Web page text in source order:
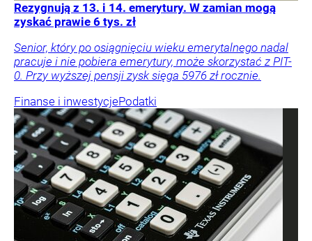
Rezygnują z 13. i 14. emerytury. W zamian mogą
zyskać prawie 6 tys. zł
Senior, który po osiągnięciu wieku emerytalnego nadal
pracuje i nie pobiera emerytury, może skorzystać z PIT-
0. Przy wyższej pensji zysk sięga 5976 zł rocznie.
Finanse i inwestycjePodatki